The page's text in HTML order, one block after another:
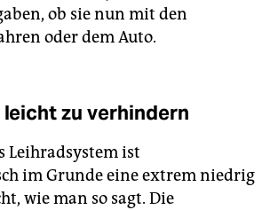
ob sie nun mit den
oder dem Auto.
zu verhindern
Leihradsystem ist
im Grunde eine extrem niedrig
wie man so sagt. Die